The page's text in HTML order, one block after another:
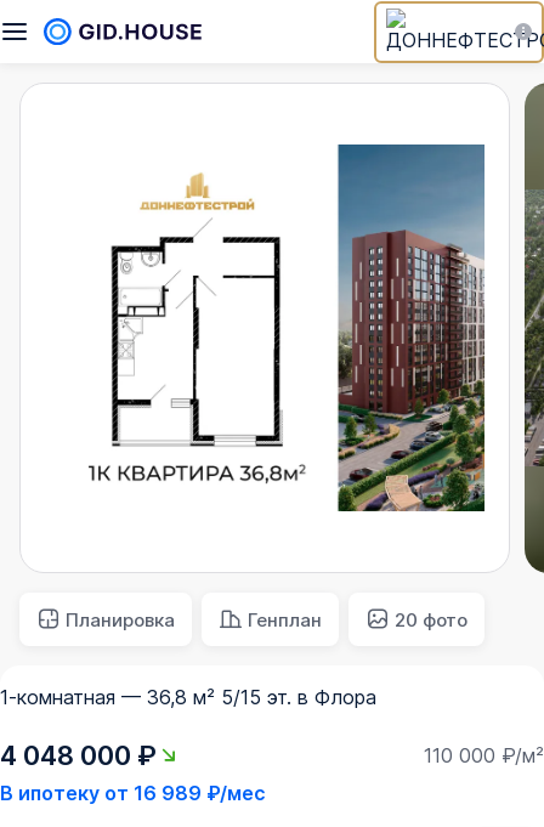
Планировка Генплан 20 фото
1-комнатная — 36,8 м² 5/15 эт. в Флора
4 048 000 ₽
110 000 ₽/м²
В ипотеку от 16 989 ₽/мес